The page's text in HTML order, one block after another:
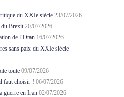
du XXIe siècle 23/07/2026
du Brexit 20/07/2026
de l’Otan 16/07/2026
sans paix du XXIe siècle
toute 09/07/2026
faut choisir ! 06/07/2026
guerre en Iran 02/07/2026